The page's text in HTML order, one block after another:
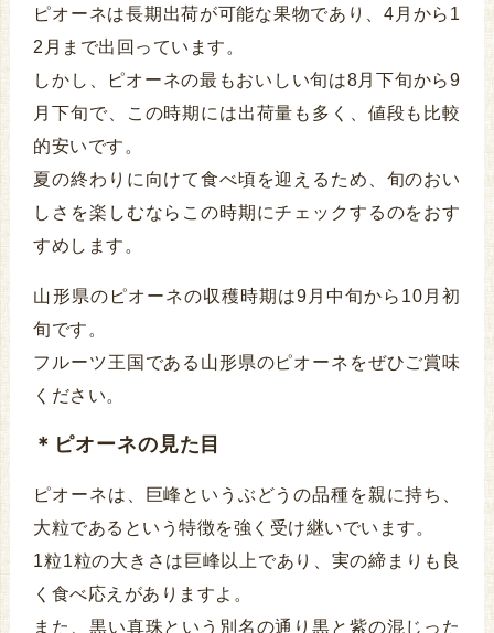
ピオーネは長期出荷が可能な果物であり、4月から1
2月まで出回っています。
しかし、ピオーネの最もおいしい旬は8月下旬から9
月下旬で、この時期には出荷量も多く、値段も比較
的安いです。
夏の終わりに向けて食べ頃を迎えるため、旬のおい
しさを楽しむならこの時期にチェックするのをおす
すめします。
山形県のピオーネの収穫時期は9月中旬から10月初
旬です。
フルーツ王国である山形県のピオーネをぜひご賞味
ください。
＊ピオーネの見た目
ピオーネは、巨峰というぶどうの品種を親に持ち、
大粒であるという特徴を強く受け継いでいます。
1粒1粒の大きさは巨峰以上であり、実の締まりも良
く食べ応えがありますよ。
また、黒い真珠という別名の通り黒と紫の混じった